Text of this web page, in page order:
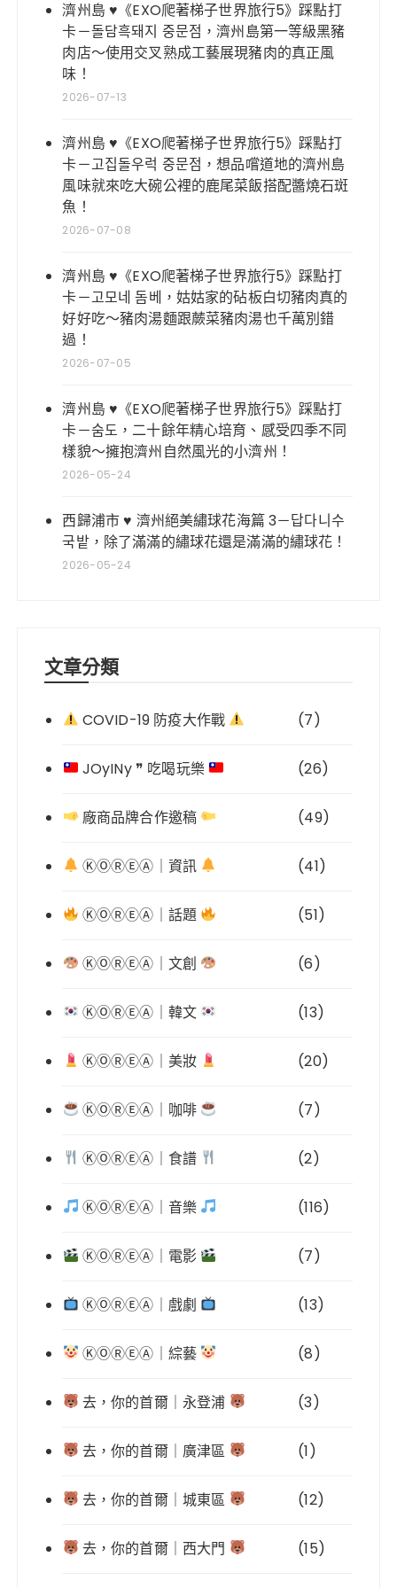
濟州島 ♥《EXO爬著梯子世界旅行5》踩點打
卡－돌담흑돼지 중문점，濟州島第一等級黑豬
肉店～使用交叉熟成工藝展現豬肉的真正風
味！
2026-07-13
濟州島 ♥《EXO爬著梯子世界旅行5》踩點打
卡－고집돌우럭 중문점，想品嚐道地的濟州島
風味就來吃大碗公裡的鹿尾菜飯搭配醬燒石斑
魚！
2026-07-08
濟州島 ♥《EXO爬著梯子世界旅行5》踩點打
卡－고모네 돔베，姑姑家的砧板白切豬肉真的
好好吃～豬肉湯麵跟蕨菜豬肉湯也千萬別錯
過！
2026-07-05
濟州島 ♥《EXO爬著梯子世界旅行5》踩點打
卡－숨도，二十餘年精心培育、感受四季不同
樣貌～擁抱濟州自然風光的小濟州！
2026-05-24
西歸浦市 ♥ 濟州絕美繡球花海篇 3－답다니수
국밭，除了滿滿的繡球花還是滿滿的繡球花！
2026-05-24
文章分類
COVID-19 防疫大作戰 (7)
JOyINy ❞ 吃喝玩樂 (26)
廠商品牌合作邀稿 (49)
ⓀⓄⓇⒺⒶ｜資訊 (41)
ⓀⓄⓇⒺⒶ｜話題 (51)
ⓀⓄⓇⒺⒶ｜文創 (6)
ⓀⓄⓇⒺⒶ｜韓文 (13)
ⓀⓄⓇⒺⒶ｜美妝 (20)
ⓀⓄⓇⒺⒶ｜咖啡 (7)
ⓀⓄⓇⒺⒶ｜食譜 (2)
ⓀⓄⓇⒺⒶ｜音樂 (116)
ⓀⓄⓇⒺⒶ｜電影 (7)
ⓀⓄⓇⒺⒶ｜戲劇 (13)
ⓀⓄⓇⒺⒶ｜綜藝 (8)
去，你的首爾｜永登浦 (3)
去，你的首爾｜廣津區 (1)
去，你的首爾｜城東區 (12)
去，你的首爾｜西大門 (15)